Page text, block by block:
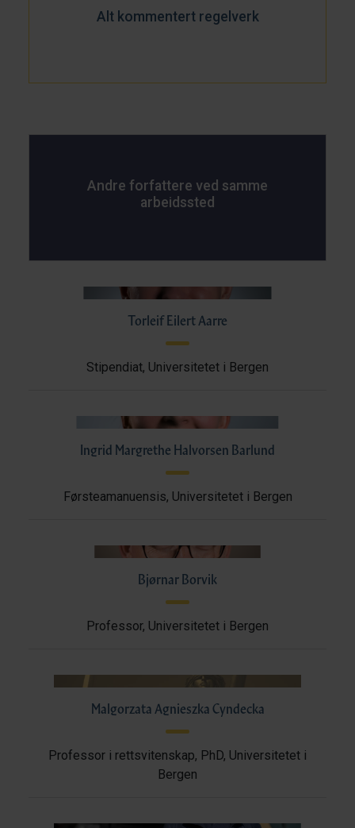
Alt kommentert regelverk
Andre forfattere ved samme
arbeidssted
Torleif Eilert Aarre
Stipendiat, Universitetet i Bergen
Ingrid Margrethe Halvorsen Barlund
Førsteamanuensis, Universitetet i Bergen
Bjørnar Borvik
Professor, Universitetet i Bergen
Malgorzata Agnieszka Cyndecka
Professor i rettsvitenskap, PhD, Universitetet i
Bergen